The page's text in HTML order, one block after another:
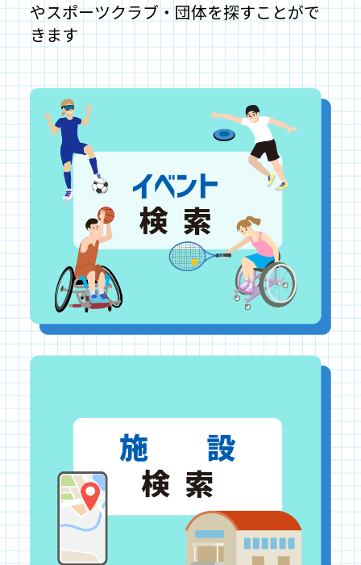
やスポーツクラブ・団体を探すことがで
きます